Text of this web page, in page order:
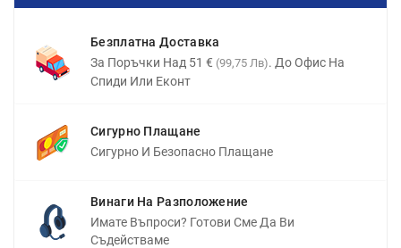
Безплатна Доставка
За Поръчки Над 51 € (99,75 Лв). До Офис На
Спиди Или Еконт
Сигурно Плащане
Сигурно И Безопасно Плащане
Винаги На Разположение
Имате Въпроси? Готови Сме Да Ви
Съдействаме